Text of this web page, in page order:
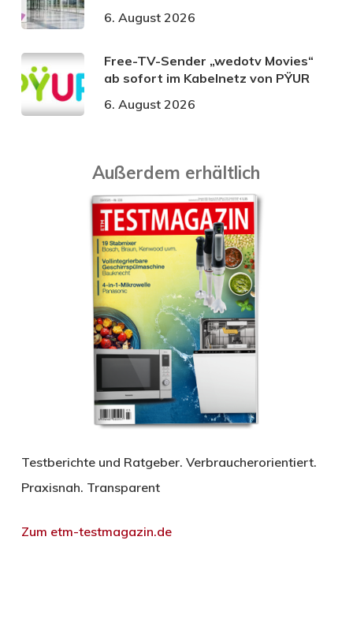
6. August 2026
Free-TV-Sender „wedotv Movies“
ab sofort im Kabelnetz von PŸUR
6. August 2026
Außerdem erhältlich
Testberichte und Ratgeber. Verbraucherorientiert.
Praxisnah. Transparent
Zum etm-testmagazin.de